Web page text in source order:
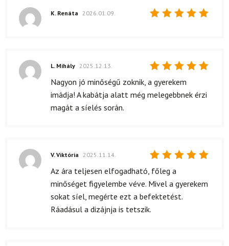
K. Renáta 2026.01.09.
Értékelés:
5/ 5
L. Mihály 2025.12.13.
Nagyon jó minőségű zoknik, a gyerekem
imádja! A kabátja alatt még melegebbnek érzi
magát a síelés során.
Értékelés:
/ 5
V. Viktória 2025.11.14.
Az ára teljesen elfogadható, főleg a
minőséget figyelembe véve. Mivel a gyerekem
sokat síel, megérte ezt a befektetést.
Ráadásul a dizájnja is tetszik.